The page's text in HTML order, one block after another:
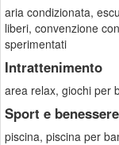
aria condizionata,
liberi, convenzione
sperimentati
Intrattenimento
area relax, giochi per
Sport e benessere
piscina, piscina per